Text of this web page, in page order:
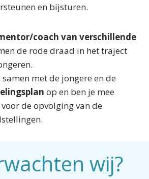
en bijsturen.
coach van verschillende
de rode draad in het traject
met de jongere en de
op en ben je mee
de opvolging van de
wij?